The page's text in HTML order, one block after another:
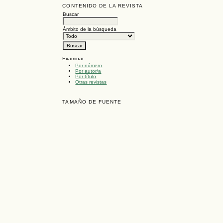
CONTENIDO DE LA REVISTA
Buscar
Ámbito de la búsqueda
Examinar
Por número
Por autor/a
Por título
Otras revistas
TAMAÑO DE FUENTE